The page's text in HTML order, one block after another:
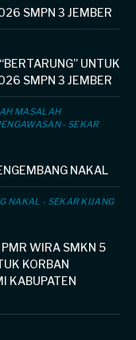
SMPN 3 JEMBER
UNTUK
SMPN 3 JEMBER
MASALAH
- SEKAR
NAKAL
NAKAL - SEKAR KIJANG
PMR WIRA SMKN 5
KORBAN
KABUPATEN